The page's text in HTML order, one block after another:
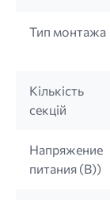
Тип монтажа
Кількість
секцій
Напряжение
питания (B))